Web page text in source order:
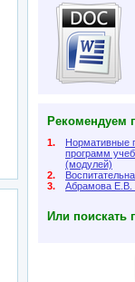
Рекомендуем
1.
Нормативные
программ
(модулей)
2.
3.
Абрамова Е.В.
Или поискать